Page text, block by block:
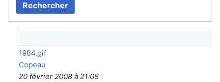
Rechercher
1984.gif
Copeau
20 février 2008 à 21:08